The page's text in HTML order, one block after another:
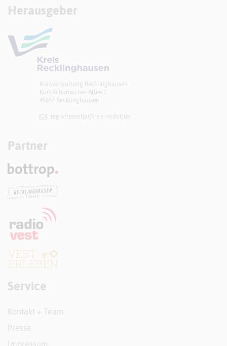
Herausgeber
Kreisverwaltung Recklinghausen
Kurt-Schumacher-Allee 1
45657 Recklinghausen
regiofreizeit[at]​kreis-re(dot)de
Partner
Service
Kontakt + Team
Presse
Impressum